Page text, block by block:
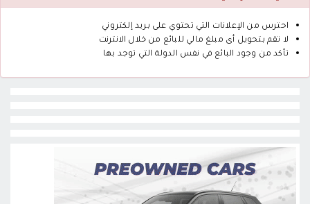
احترس من الإعلانات التي تحتوي على بريد إلكتروني
لا تقم بتحويل أى مبلغ مالي للبائع من خلال الانترنت
تأكد من وجود البائع في نفس الدولة التي توجد بها